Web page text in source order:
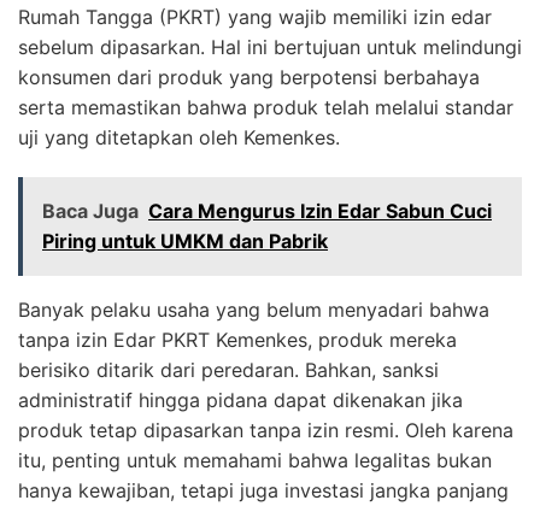
Rumah Tangga (PKRT) yang wajib memiliki izin edar
sebelum dipasarkan. Hal ini bertujuan untuk melindungi
konsumen dari produk yang berpotensi berbahaya
serta memastikan bahwa produk telah melalui standar
uji yang ditetapkan oleh Kemenkes.
Baca Juga Cara Mengurus Izin Edar Sabun Cuci
Piring untuk UMKM dan Pabrik
Banyak pelaku usaha yang belum menyadari bahwa
tanpa izin Edar PKRT Kemenkes, produk mereka
berisiko ditarik dari peredaran. Bahkan, sanksi
administratif hingga pidana dapat dikenakan jika
produk tetap dipasarkan tanpa izin resmi. Oleh karena
itu, penting untuk memahami bahwa legalitas bukan
hanya kewajiban, tetapi juga investasi jangka panjang